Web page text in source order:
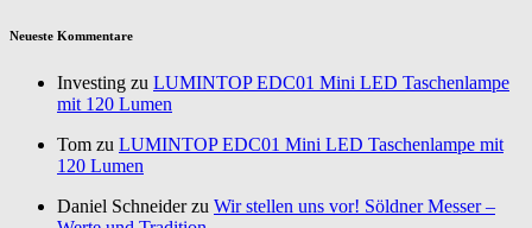
Neueste Kommentare
Investing zu LUMINTOP EDC01 Mini LED Taschenlampe
mit 120 Lumen
Tom zu LUMINTOP EDC01 Mini LED Taschenlampe mit
120 Lumen
Daniel Schneider zu Wir stellen uns vor! Söldner Messer –